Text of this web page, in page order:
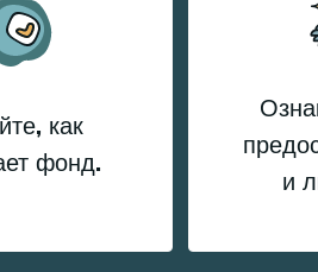
как
фонд.
и